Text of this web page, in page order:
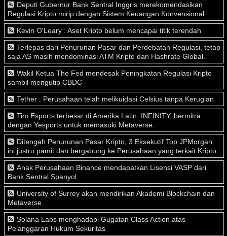
Deputi Gubernur Bank Sentral Inggris merekomendasikan
Regulasi Kripto mirip dengan Sistem Keuangan Konvensional
Kevin O'Leary : Aset Kripto belum mencapai titik terendah
Terlepas dari Penurunan Pasar dan Perdebatan Regulasi, tetap
saja AS masih mendominasi ATM Kripto dan Hashrate Global.
Wakil Ketua The Fed mendesak Peningkatan Regulasi Kripto
sambil mengutip CBDC
Tether : Perusahaan telah melikuidasi Celsius tanpa Kerugian
Tim Esports terbesar di Amerika Latin, INFINITY, bermitra
dengan Yesports untuk memasuki Metaverse.
Ditengah Penurunan Pasar Kripto, 3 Eksekutif Top JPMorgan
ini justru pamit dan bergabung ke Perusahaan yang terkait Kripto.
Anak Perusahaan Binance mendapatkan Lisensi VASP dari
Bank Sentral Spanyol
University of Surrey akan mendirikan Akademi Blockchain dan
Metaverse
Solana Labs menghadapi Gugatan Class Action atas
Pelanggaran Hukum Sekuritas